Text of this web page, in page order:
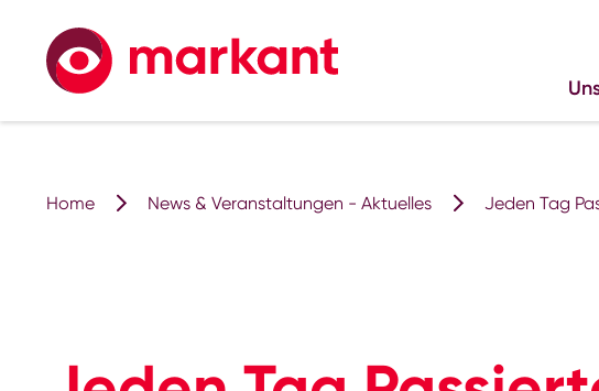
Home News & Veranstaltungen - Aktuelles Jeden Tag